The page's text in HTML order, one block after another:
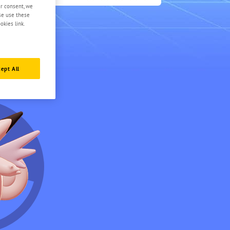
consent, we
use these
link.
All